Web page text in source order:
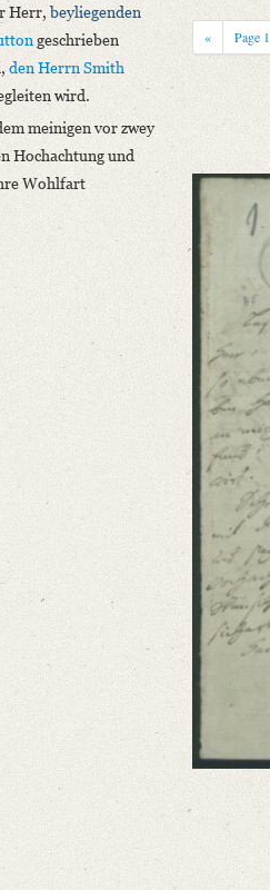
August Wilhelm Schlegel.
Herr, beyliegenden Brief
Landesbibliothek - Staats- und
Herr,beyliegenden
geschrieben
den Herrn Smith
wird.
meinigen vor zwey
Hochachtung und
Wohlfart
« Page 1